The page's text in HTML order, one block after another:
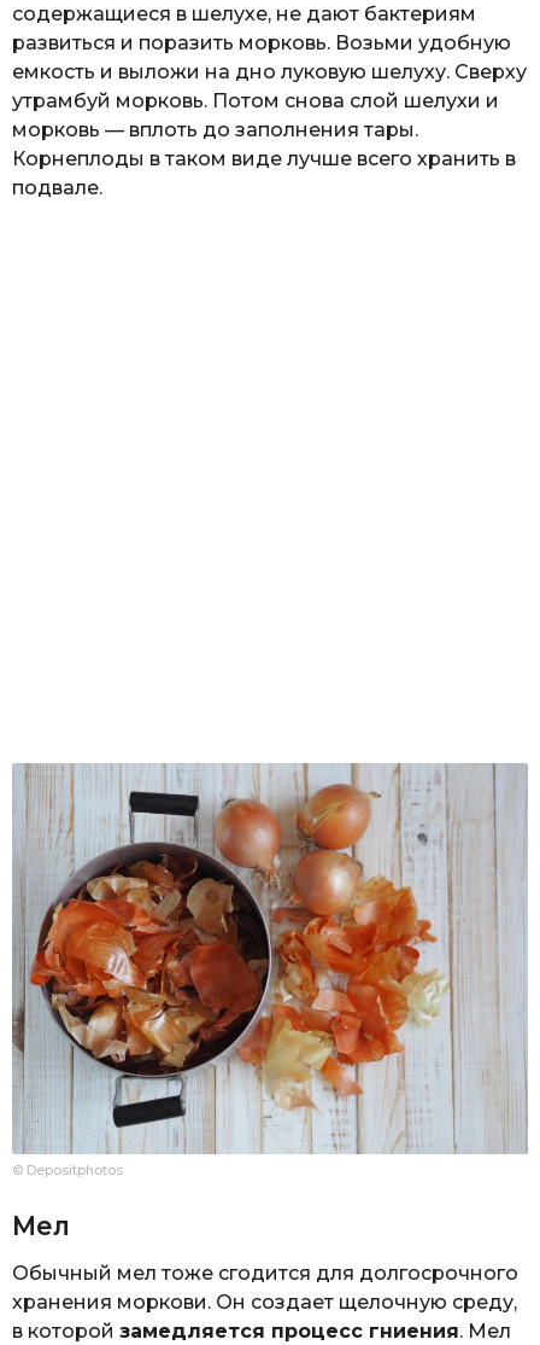
содержащиеся в шелухе, не дают бактериям
развиться и поразить морковь. Возьми удобную
емкость и выложи на дно луковую шелуху. Сверху
утрамбуй морковь. Потом снова слой шелухи и
морковь — вплоть до заполнения тары.
Корнеплоды в таком виде лучше всего хранить в
подвале.
© Depositphotos
Мел
Обычный мел тоже сгодится для долгосрочного
хранения моркови. Он создает щелочную среду,
в которой замедляется процесс гниения. Мел